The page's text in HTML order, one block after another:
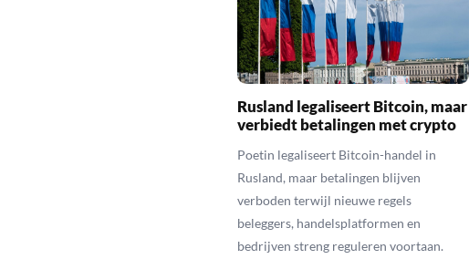
Rusland legaliseert Bitcoin, maar
verbiedt betalingen met crypto
Poetin legaliseert Bitcoin-handel in
Rusland, maar betalingen blijven
verboden terwijl nieuwe regels
beleggers, handelsplatformen en
bedrijven streng reguleren voortaan.